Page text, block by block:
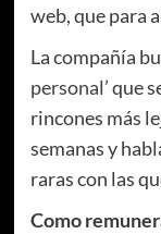
web, que para
La compañía
personal’que
rincones más
semanas y
raras con las
Como